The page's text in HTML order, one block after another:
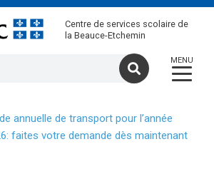
Centre de services scolaire de
la Beauce-Etchemin
annuelle de transport pour l’année
faites votre demande dès maintenant